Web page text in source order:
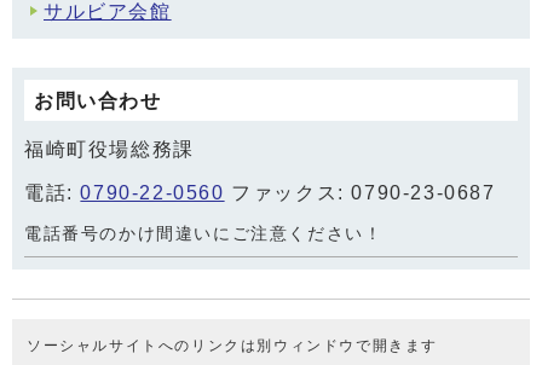
サルビア会館
お問い合わせ
福崎町役場総務課
電話:0790-22-0560 ファックス: 0790-23-0687
電話番号のかけ間違いにご注意ください！
ソーシャルサイトへのリンクは別ウィンドウで開きます